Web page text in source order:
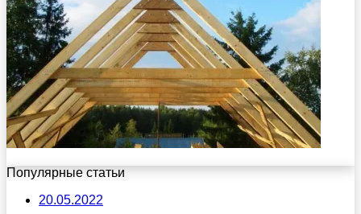
Популярные статьи
20.05.2022